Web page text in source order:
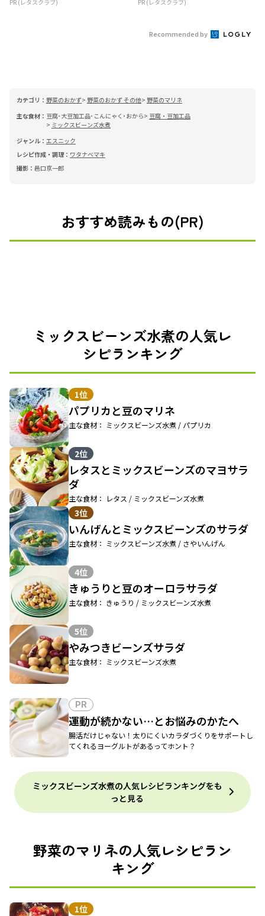
PR (レタスクラブ) PR (レタスクラブ)
Recommended by
カテゴリ： 野菜のおかず 野菜のおかず その他
野菜のマリネ
主な食材： 豆腐･大豆加工品･こんにゃく･おから
豆腐・豆加工品
ミックスビーンズ水煮
ジャンル： エスニック
レシピ作成・調理： ワタナベマキ
撮影： 邑口京一郎
おすすめ読みもの(PR)
ミックスビーンズ水煮の人気レ
シピランキング
1位
パプリカと豆のマリネ
主な食材： ミックスビーンズ水煮 / パプリカ
2位
レタスとミックスビーンズのマヨサラ
ダ
主な食材： レタス / ミックスビーンズ水煮
3位
いんげんとミックスビーンズのサラダ
主な食材： ミックスビーンズ水煮 / さやいんげん
4位
きゅうりと豆のオーロラサラダ
主な食材： きゅうり / ミックスビーンズ水煮
5位
やみつきビーンズサラダ
主な食材： ミックスビーンズ水煮
PR
運動が続かない…とお悩みのかたへ
腸活だけじゃない！太りにくいカラダづくりをサポートし
てくれるヨーグルトがあるってホント？
ミックスビーンズ水煮の人気レシピランキングをも
っと見る
野菜のマリネの人気レシピラン
キング
1位